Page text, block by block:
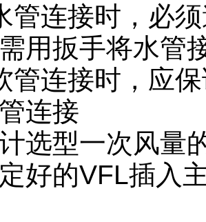
管连接时，必
用扳手将水管
管连接时，应
连接
选型一次风量
好的VFL插入